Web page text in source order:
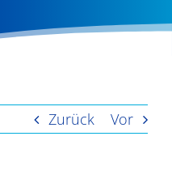
Zurück Vor